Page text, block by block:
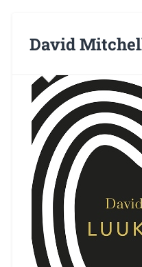
David